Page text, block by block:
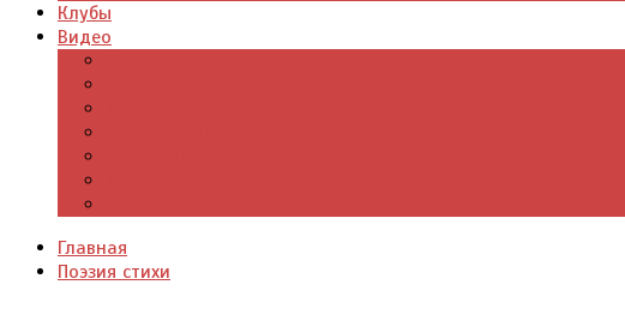
Клубы
Видео
Главная
Поэзия стихи